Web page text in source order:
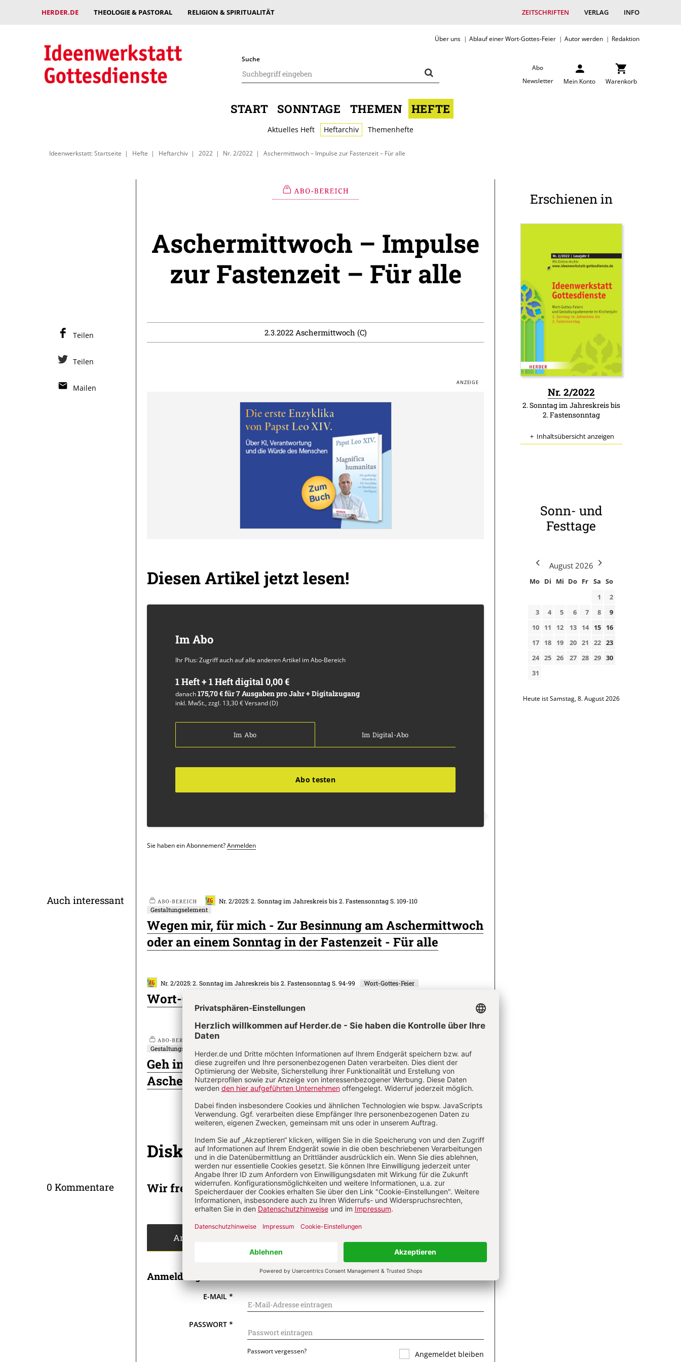
HERDER.DE THEOLOGIE & PASTORAL RELIGION & SPIRITUALITÄT ZEITSCHRIFTEN VERLAG INFO
Über uns Ablauf einer Wort-Gottes-Feier Autor werden Redaktion
Suche
Abo
Newsletter
Mein Konto Warenkorb
START SONNTAGE THEMEN HEFTE
Aktuelles Heft Heftarchiv Themenhefte
Ideenwerkstatt: Startseite Hefte Heftarchiv 2022 Nr. 2/2022 Aschermittwoch – Impulse zur Fastenzeit – Für alle
Aschermittwoch – Impulse
zur Fastenzeit – Für alle
2.3.2022 Aschermittwoch (C)
Diesen Artikel jetzt lesen!
Im Abo
Ihr Plus: Zugriff auch auf alle anderen Artikel im Abo-Bereich
1 Heft + 1 Heft digital 0,00 €
danach175,70 € für 7 Ausgaben pro Jahr + Digitalzugang
inkl. MwSt., zzgl. 13,30 € Versand (D)
Im Abo Im Digital-Abo
Abo testen
Sie haben ein Abonnement?Anmelden
Teilen
Teilen
Mailen
Überschrift
Auch interessant
Plus
Nr. 2/2025: 2. Sonntag im Jahreskreis bis 2. Fastensonntag S. 109-110
Gestaltungselement
Wegen mir, für mich - Zur Besinnung am Aschermittwoch
oder an einem Sonntag in der Fastenzeit - Für alle
Nr. 2/2025: 2. Sonntag im Jahreskreis bis 2. Fastensonntag S. 94-99 Wort-Gottes-Feier
Wort-Gottes-Feier am Aschermittwoch
Plus
Nr. 2/2025: 2. Sonntag im Jahreskreis bis 2. Fastensonntag
Gestaltungselement
Geh in deine Kammer - Gottesdienstelemente zum
Aschermittwoch - Für Kinder
Diskussion Kommentieren
0 Kommentare Wir freuen uns über Ihren Kommentar
Angemeldet kommentieren
Anmeldung
E-MAIL*
PASSWORT*
Passwort vergessen? Angemeldet bleiben
Erschienen in
Nr. 2/2022
2. Sonntag im Jahreskreis bis
2. Fastensonntag
Inhaltsübersicht anzeigen
Sonn- und
Festtage
August 2026
Mo Di Mi Do Fr Sa So
1
2
3
4 5 6 7 8
9
10
11 12 13 14 15
16
17
18 19 20 21 22 23
24 25 26 27 28 29 30
31
Heute ist Samstag, 8. August 2026